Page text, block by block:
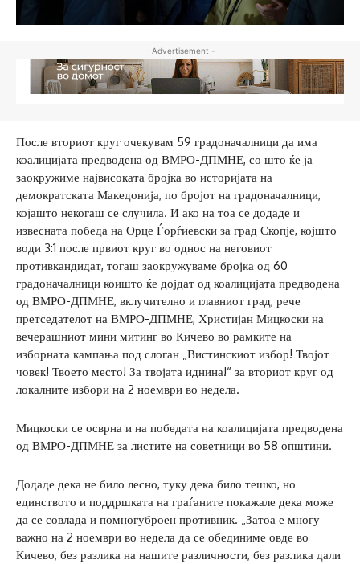
- Advertisement -
После вториот круг очекувам 59 градоначалници да има
коалицијата предводена од ВМРО-ДПМНЕ, со што ќе ја
заокружиме највисоката бројка во историјата на
демократската Македонија, по бројот на градоначалници,
којашто некогаш се случила. И ако на тоа се додаде и
извесната победа на Орце Ѓорѓиевски за град Скопје, којшто
води 3:1 после првиот круг во однос на неговиот
противкандидат, тогаш заокружуваме бројка од 60
градоначалници коишто ќе дојдат од коалицијата предводена
од ВМРО-ДПМНЕ, вклучително и главниот град, рече
претседателот на ВМРО-ДПМНЕ, Христијан Мицкоски на
вечерашниот мини митинг во Кичево во рамките на
изборната кампања под слоган „Вистинскиот избор! Твојот
човек! Твоето место! За твојата иднина!“ за вториот круг од
локалните избори на 2 ноември во недела.
Мицкоски се осврна и на победата на коалицијата предводена
од ВМРО-ДПМНЕ за листите на советници во 58 општини.
Додаде дека не било лесно, туку дека било тешко, но
единството и поддршката на граѓаните покажале дека може
да се совлада и помногуброен противник. „Затоа е многу
важно на 2 ноември во недела да се обединиме овде во
Кичево, без разлика на нашите различности, без разлика дали